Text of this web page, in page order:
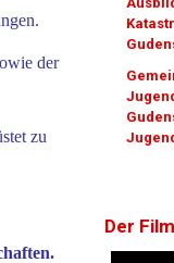
der
zu
Der